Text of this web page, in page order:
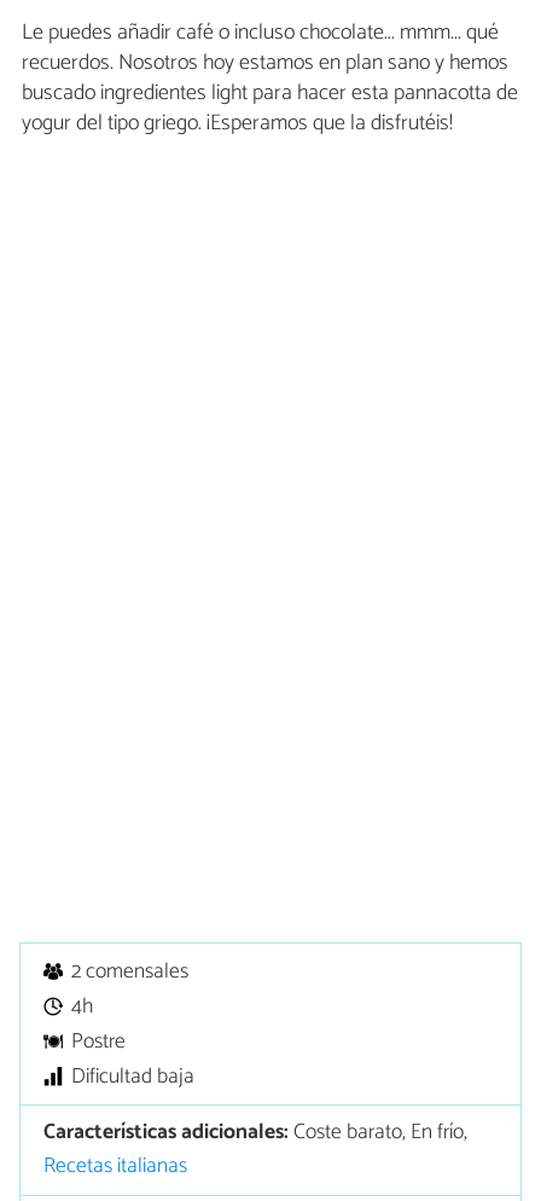
Le puedes añadir café o incluso chocolate... mmm... qué
recuerdos. Nosotros hoy estamos en plan sano y hemos
buscado ingredientes light para hacer esta pannacotta de
yogur del tipo griego. ¡Esperamos que la disfrutéis!
2 comensales
4h
Postre
Dificultad baja
Características adicionales:Coste barato, En frío,
Recetas italianas